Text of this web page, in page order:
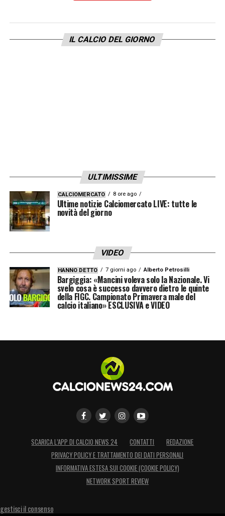
LA PLAYLIST DELLE NOSTRE TOP NEWS
IL CALCIO DEL GIORNO
ULTIMISSIME
CALCIOMERCATO 8 ore ago
Ultime notizie Calciomercato LIVE: tutte le
novità del giorno
VIDEO
HANNO DETTO 7 giorni ago Alberto Petrosilli
Bargiggia: «Mancini voleva solo la Nazionale. Vi
svelo cosa è successo davvero dietro le quinte
della FIGC. Campionato Primavera male del
calcio italiano» ESCLUSIVA e VIDEO
SCARICA L’APP DI CALCIO NEWS 24 CONTATTI
REDAZIONE
PRIVACY POLICY E TRATTAMENTO DEI DATI PERSONALI
INFORMATIVA ESTESA SUI COOKIE (COOKIE POLICY)
NETWORK SPORT REVIEW
gestisci il consenso